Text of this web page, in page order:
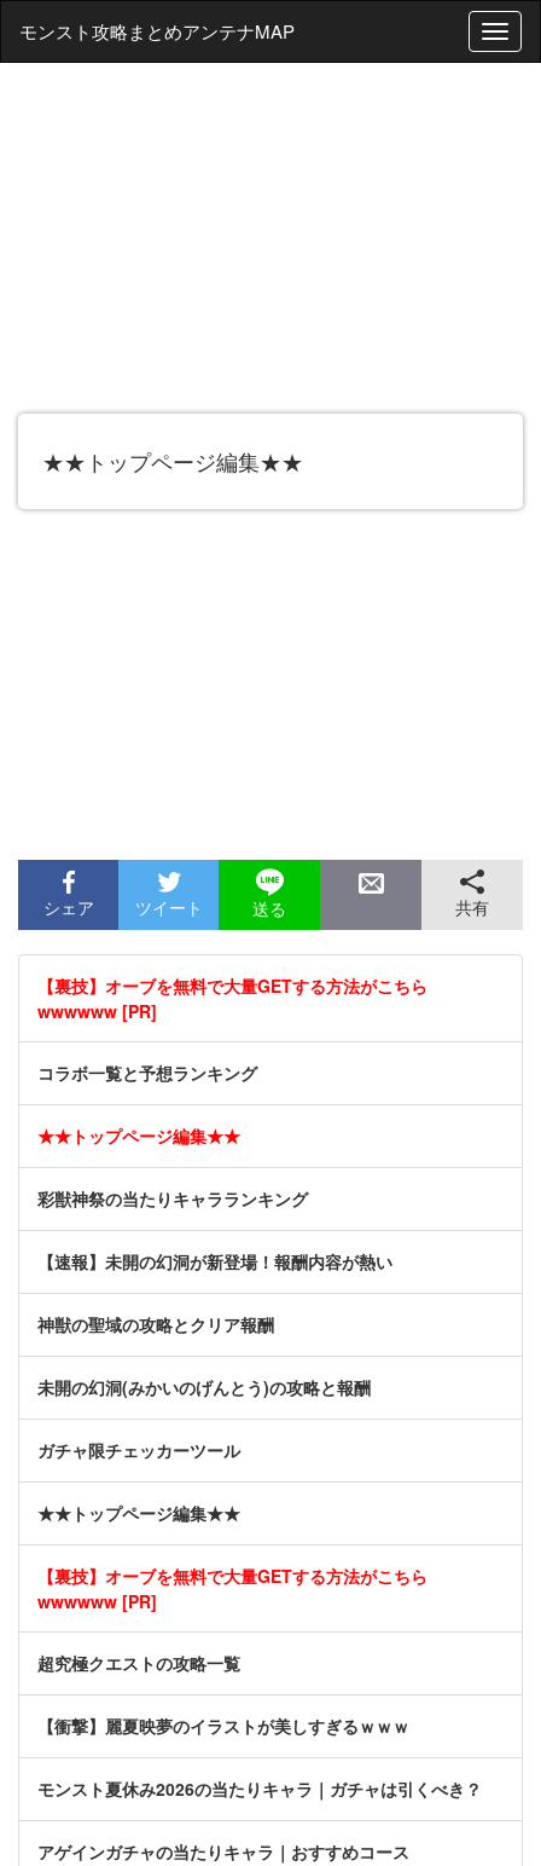
T
o
モンスト攻略まとめアンテナMAP
★★トップページ編集★★
シェア ツイート 送る 共有
【裏技】オーブを無料で大量GETする方法がこちら
wwwwww [PR]
コラボ一覧と予想ランキング
★★トップページ編集★★
彩獣神祭の当たりキャラランキング
【速報】未開の幻洞が新登場！報酬内容が熱い
神獣の聖域の攻略とクリア報酬
未開の幻洞(みかいのげんとう)の攻略と報酬
ガチャ限チェッカーツール
★★トップページ編集★★
【裏技】オーブを無料で大量GETする方法がこちら
wwwwww [PR]
超究極クエストの攻略一覧
【衝撃】麗夏映夢のイラストが美しすぎるｗｗｗ
モンスト夏休み2026の当たりキャラ｜ガチャは引くべき？
アゲインガチャの当たりキャラ｜おすすめコース